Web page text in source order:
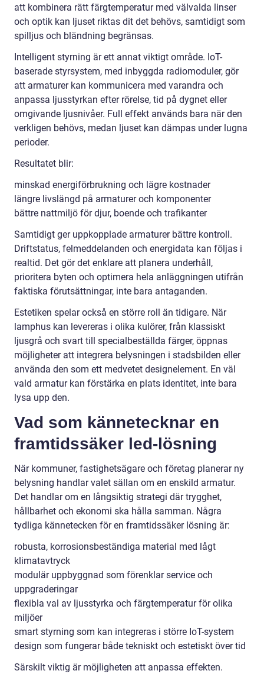
att kombinera rätt färgtemperatur med välvalda linser
och optik kan ljuset riktas dit det behövs, samtidigt som
spilljus och bländning begränsas.
Intelligent styrning är ett annat viktigt område. IoT-
baserade styrsystem, med inbyggda radiomoduler, gör
att armaturer kan kommunicera med varandra och
anpassa ljusstyrkan efter rörelse, tid på dygnet eller
omgivande ljusnivåer. Full effekt används bara när den
verkligen behövs, medan ljuset kan dämpas under lugna
perioder.
Resultatet blir:
minskad energiförbrukning och lägre kostnader
längre livslängd på armaturer och komponenter
bättre nattmiljö för djur, boende och trafikanter
Samtidigt ger uppkopplade armaturer bättre kontroll.
Driftstatus, felmeddelanden och energidata kan följas i
realtid. Det gör det enklare att planera underhåll,
prioritera byten och optimera hela anläggningen utifrån
faktiska förutsättningar, inte bara antaganden.
Estetiken spelar också en större roll än tidigare. När
lamphus kan levereras i olika kulörer, från klassiskt
ljusgrå och svart till specialbeställda färger, öppnas
möjligheter att integrera belysningen i stadsbilden eller
använda den som ett medvetet designelement. En väl
vald armatur kan förstärka en plats identitet, inte bara
lysa upp den.
Vad som kännetecknar en
framtidssäker led-lösning
När kommuner, fastighetsägare och företag planerar ny
belysning handlar valet sällan om en enskild armatur.
Det handlar om en långsiktig strategi där trygghet,
hållbarhet och ekonomi ska hålla samman. Några
tydliga kännetecken för en framtidssäker lösning är:
robusta, korrosionsbeständiga material med lågt
klimatavtryck
modulär uppbyggnad som förenklar service och
uppgraderingar
flexibla val av ljusstyrka och färgtemperatur för olika
miljöer
smart styrning som kan integreras i större IoT-system
design som fungerar både tekniskt och estetiskt över tid
Särskilt viktig är möjligheten att anpassa effekten.